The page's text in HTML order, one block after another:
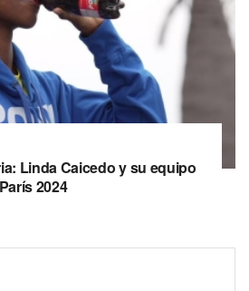
Linda Caicedo y su equipo
2024